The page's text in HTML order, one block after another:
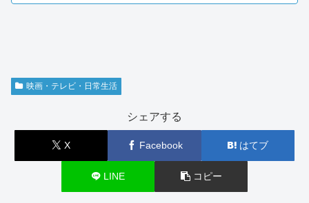
映画・テレビ・日常生活
シェアする
X Facebook はてブ
LINE コピー